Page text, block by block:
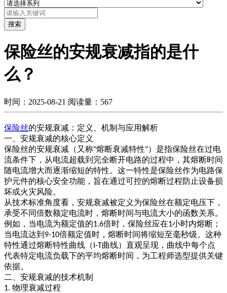
搜索
保险丝的安规衰减指的是什
么？
时间：2025-08-21 阅读量：567
保险丝的安规衰减：定义、机制与应用解析
一、安规衰减的核心定义
保险丝的安规衰减 （又称"熔断衰减特性"）是指保险丝在过电
流条件下，从电流超载到完全断开电路的过程中，其熔断时间
随电流增大而逐渐缩短的特性。这一特性是保险丝作为电路保
护元件的核心安全功能，旨在通过可控的熔断过程防止设备损
坏或火灾风险。
从技术标准角度看，安规衰减被定义为保险丝在额定电压下，
承受不同倍数额定电流时，熔断时间与电流大小的函数关系。
例如，当电流为额定值的1.6倍时，保险丝应在1小时内熔断；
当电流达到 9-10倍额定值时，熔断时间将缩短至毫秒级。这种
特性通过熔断特性曲线（ I-T曲线） 直观呈现，曲线中每个点
代表特定电流负载下的平均熔断时间，为工程师选型提供关键
依据。
二、安规衰减的技术机制
1. 物理衰减过程